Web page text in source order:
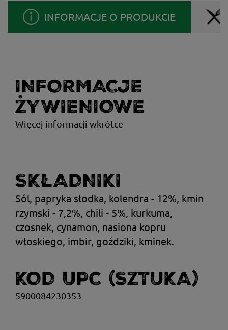
INFORMACJE O PRODUKCIE
INFORMACJE
ŻYWIENIOWE
Więcej informacji wkrótce
SKŁADNIKI
Sól, papryka słodka, kolendra - 12%, kmin
rzymski - 7,2%, chili - 5%, kurkuma,
czosnek, cynamon, nasiona kopru
włoskiego, imbir, goździki, kminek.
KOD UPC (SZTUKA)
5900084230353